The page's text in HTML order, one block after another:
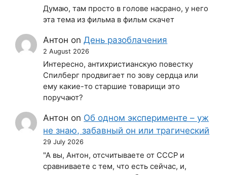
Думаю, там просто в голове насрано, у него
эта тема из фильма в фильм скачет
Антон onДень разоблачения
2 August 2026
Интересно, антихристианскую повестку
Спилберг продвигает по зову сердца или
ему какие-то старшие товарищи это
поручают?
Антон on Об одном эксперименте – уж
не знаю, забавный он или трагический
29 July 2026
"А вы, Антон, отсчитываете от СССР и
сравниваете с тем, что есть сейчас, и,